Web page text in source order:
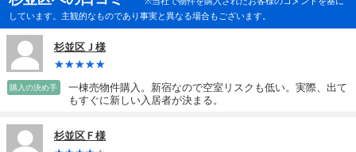
しています。主観的なものであり事実と異なる場合もございます。
杉並区Ｊ様
購入の決め手
一棟売物件購入。新宿なので空室リスクも低い。実際、出て
もすぐに新しい入居者が決まる。
杉並区Ｆ様